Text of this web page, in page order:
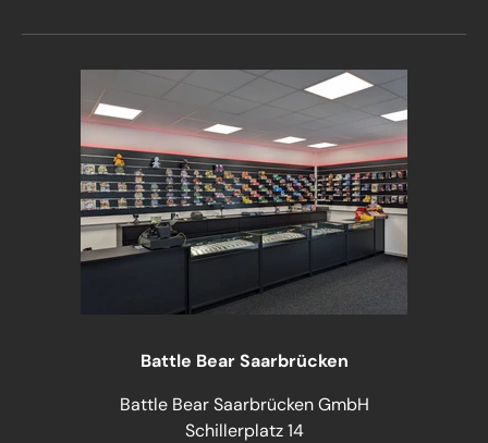
Battle Bear Saarbrücken
Battle Bear Saarbrücken GmbH
Schillerplatz 14